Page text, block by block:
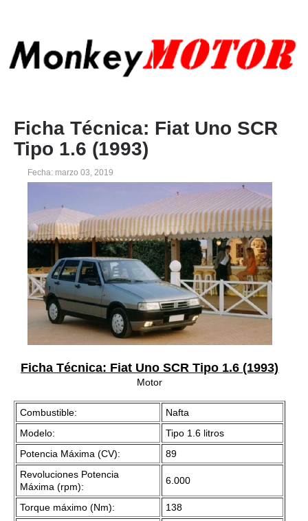
Ficha Técnica: Fiat Uno SCR
Tipo 1.6 (1993)
Fecha: marzo 03, 2019
Ficha Técnica: Fiat Uno SCR Tipo 1.6 (1993)
Motor
Combustible:
Nafta
Modelo:
Tipo 1.6 litros
Potencia Máxima (CV):
89
Revoluciones Potencia
Máxima (rpm):
6.000
Torque máximo (Nm):
138